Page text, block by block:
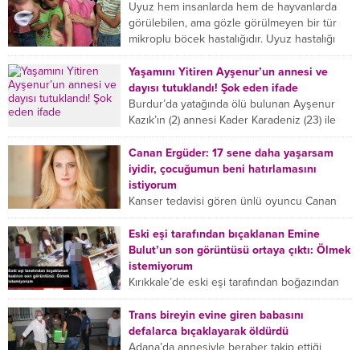
Uyuz hem insanlarda hem de hayvanlarda
görülebilen, ama gözle görülmeyen bir tür
mikroplu böcek hastalığıdır. Uyuz hastalığı
(Urticaria), deride veya...
Yaşamını Yitiren Ayşenur’un annesi ve
dayısı tutuklandı! Şok eden ifade
Burdur’da yatağında ölü bulunan Ayşenur
Kazık’ın (2) annesi Kader Karadeniz (23) ile
dayısı Hızır Tunç Çetinkaya (19) tutuklandı.
Çetinkaya, ifadesinde...
Canan Ergüder: 17 sene daha yaşarsam
iyidir, çocuğumun beni hatırlamasını
istiyorum
Kanser tedavisi gören ünlü oyuncu Canan
Ergüder, hastalık sürecini anlattı: Meme
kanserine yakalanan ünlü oyuncu Canan
Ergüder aklıma ilk ölümün...
Eski eşi tarafından bıçaklanan Emine
Bulut’un son görüntüsü ortaya çıktı: Ölmek
istemiyorum
Kırıkkale’de eski eşi tarafından boğazından
bıçaklanan Emine Bulut’un “Ben ölmek
istemiyorum” demesi ve yanında bulunan 10
yaşındaki kızının “Anne lütfen...
Trans bireyin evine giren babasını
defalarca bıçaklayarak öldürdü
Adana’da annesiyle beraber takip ettiği